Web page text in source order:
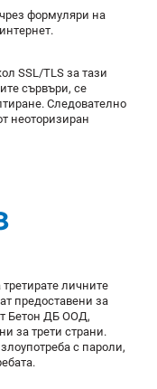
формуляри на
SSL/TLS за тази
сървъри, се
Следователно
неоторизиран
личните
предоставени за
Бетон ДБ ООД,
за трети страни.
с пароли,